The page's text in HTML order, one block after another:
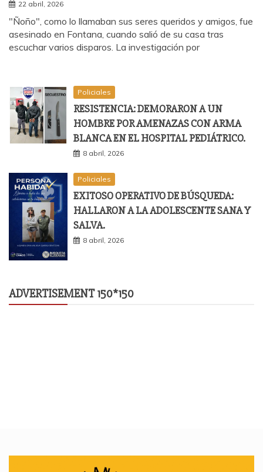
22 abril, 2026
"Ñoño", como lo llamaban sus seres queridos y amigos, fue
asesinado en Fontana, cuando salió de su casa tras
escuchar varios disparos. La investigación por
Policiales
RESISTENCIA: DEMORARON A UN
HOMBRE POR AMENAZAS CON ARMA
BLANCA EN EL HOSPITAL PEDIÁTRICO.
8 abril, 2026
Policiales
EXITOSO OPERATIVO DE BÚSQUEDA:
HALLARON A LA ADOLESCENTE SANA Y
SALVA.
8 abril, 2026
ADVERTISEMENT 150*150